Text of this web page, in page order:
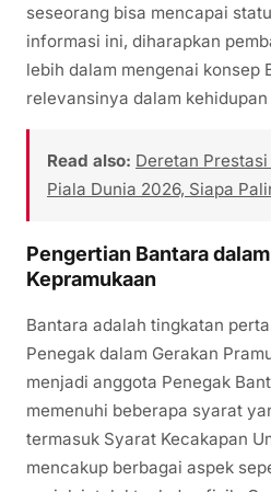
seseorang bisa mencapai
informasi ini, diharapkan
lebih dalam mengenai konsep
relevansinya dalam
Read also: Deretan
Piala Dunia 2026, Siapa
Pengertian Bantara
Kepramukaan
Bantara adalah tingkatan
Penegak dalam Gerakan
menjadi anggota Penegak
memenuhi beberapa syarat
termasuk Syarat Kecakapan
mencakup berbagai aspek